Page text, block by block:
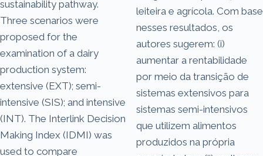
sustainability pathway.
Three scenarios were
proposed for the
examination of a dairy
production system:
extensive (EXT); semi-
intensive (SIS); and intensive
(INT). The Interlink Decision
Making Index (IDMI) was
used to compare
leiteira e agrícola. Com base
nesses resultados, os
autores sugerem: (i)
aumentar a rentabilidade
por meio da transição de
sistemas extensivos para
sistemas semi-intensivos
que utilizem alimentos
produzidos na própria